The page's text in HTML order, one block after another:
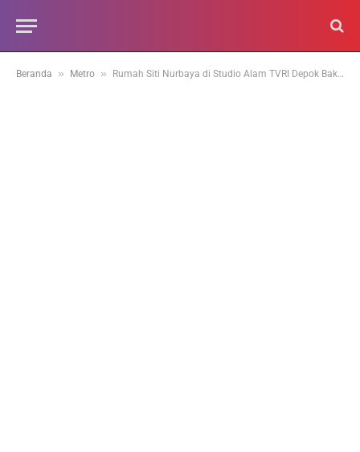
Beranda » Metro » Rumah Siti Nurbaya di Studio Alam TVRI Depok Bakal Direnonasi Bank Nagari